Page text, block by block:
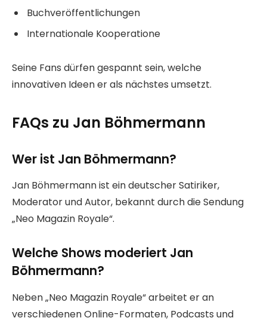
Buchveröffentlichungen
Internationale Kooperatione
Seine Fans dürfen gespannt sein, welche
innovativen Ideen er als nächstes umsetzt.
FAQs zu Jan Böhmermann
Wer ist Jan Böhmermann?
Jan Böhmermann ist ein deutscher Satiriker,
Moderator und Autor, bekannt durch die Sendung
„Neo Magazin Royale“.
Welche Shows moderiert Jan
Böhmermann?
Neben „Neo Magazin Royale“ arbeitet er an
verschiedenen Online-Formaten, Podcasts und